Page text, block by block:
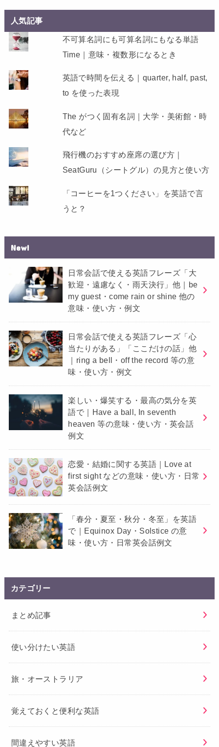
人気記事
不可算名詞にも可算名詞にもなる単語
Time｜意味・複数形になるとき
英語で時間を伝える｜quarter, half, past,
to を使った表現
The がつく固有名詞｜大学・美術館・時
代など
飛行機のおすすめ座席の選び方｜
SeatGuru（シートグル）の見方と使い方
「コーヒーを1つください」を英語で言
うと？
New!
日常会話で使える英語フレーズ「大
歓迎・遠慮なく・雨天決行」他｜be
my guest・come rain or shine 他の
意味・使い方・例文
日常会話で使える英語フレーズ「心
当たりがある」「ここだけの話」他
｜ring a bell・off the record 等の意
味・使い方・例文
楽しい・爆笑する・最高の気分を英
語で｜Have a ball, In seventh
heaven 等の意味・使い方・英会話
例文
恋愛・結婚に関する英語｜Love at
first sight などの意味・使い方・日常
英会話例文
「春分・夏至・秋分・冬至」を英語
で｜Equinox Day・Solstice の意
味・使い方・日常英会話例文
カテゴリー
まとめ記事
使い分けたい英語
旅・オーストラリア
覚えておくと便利な英語
間違えやすい英語